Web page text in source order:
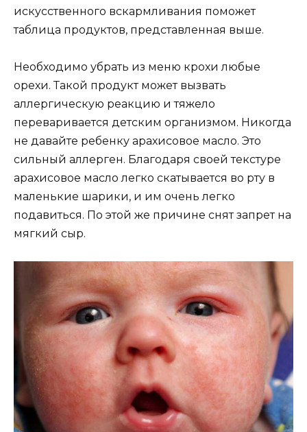
искусственного вскармливания поможет
таблица продуктов, представленная выше.
Необходимо убрать из меню крохи любые
орехи. Такой продукт может вызвать
аллергическую реакцию и тяжело
переваривается детским организмом. Никогда
не давайте ребенку арахисовое масло. Это
сильный аллерген. Благодаря своей текстуре
арахисовое масло легко скатывается во рту в
маленькие шарики, и им очень легко
подавиться. По этой же причине снят запрет на
мягкий сыр.